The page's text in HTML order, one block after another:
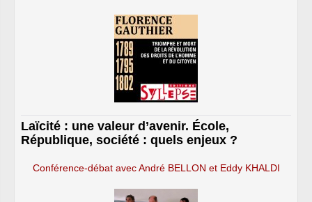
Laïcité : une valeur d’avenir. École,
République, société : quels enjeux ?
Conférence-débat avec André BELLON et Eddy KHALDI